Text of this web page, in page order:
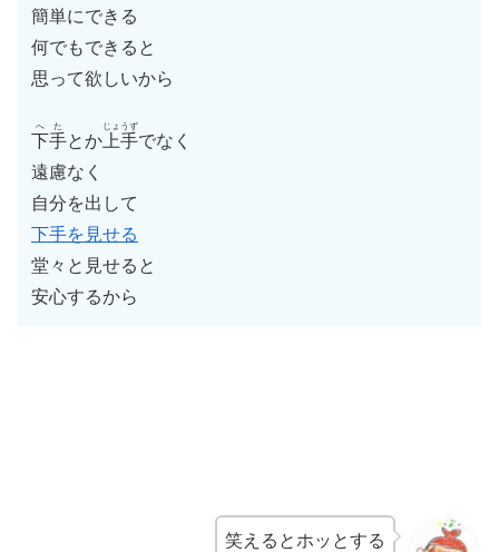
簡単にできる
何でもできると
思って欲しいから
下手
へた
とか上手
じょうず
でなく
遠慮なく
自分を出して
下手を見せる
堂々と見せると
安心するから
笑えるとホッとする